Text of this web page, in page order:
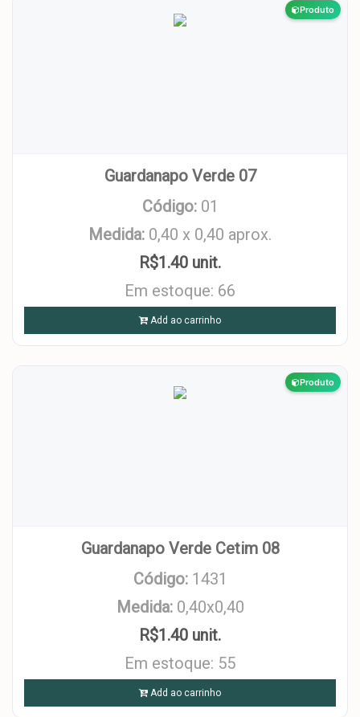
Produto
Guardanapo Verde 07
Código: 01
Medida: 0,40 x 0,40 aprox.
R$1.40 unit.
Em estoque: 66
Add ao carrinho
Produto
Guardanapo Verde Cetim 08
Código: 1431
Medida: 0,40x0,40
R$1.40 unit.
Em estoque: 55
Add ao carrinho